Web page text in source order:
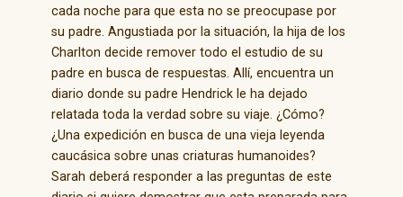
cada noche para que esta no se preocupase por
su padre. Angustiada por la situación, la hija de los
Charlton decide remover todo el estudio de su
padre en busca de respuestas. Allí, encuentra un
diario donde su padre Hendrick le ha dejado
relatada toda la verdad sobre su viaje. ¿Cómo?
¿Una expedición en busca de una vieja leyenda
caucásica sobre unas criaturas humanoides?
Sarah deberá responder a las preguntas de este